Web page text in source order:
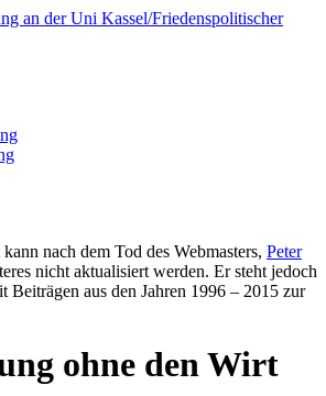
nach dem Tod des Webmasters, Peter
nicht aktualisiert werden. Er steht jedoch
aus den Jahren 1996 – 2015 zur
ohne den Wirt